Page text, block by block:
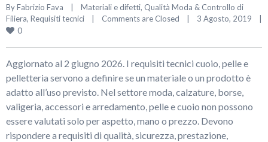
By Fabrizio Fava Materiali e difetti, Qualità Moda & Controllo di
Filiera, Requisiti tecnici Comments are Closed 3 Agosto, 2019
0
Aggiornato al 2 giugno 2026. I requisiti tecnici cuoio, pelle e
pelletteria servono a definire se un materiale o un prodotto è
adatto all’uso previsto. Nel settore moda, calzature, borse,
valigeria, accessori e arredamento, pelle e cuoio non possono
essere valutati solo per aspetto, mano o prezzo. Devono
rispondere a requisiti di qualità, sicurezza, prestazione,